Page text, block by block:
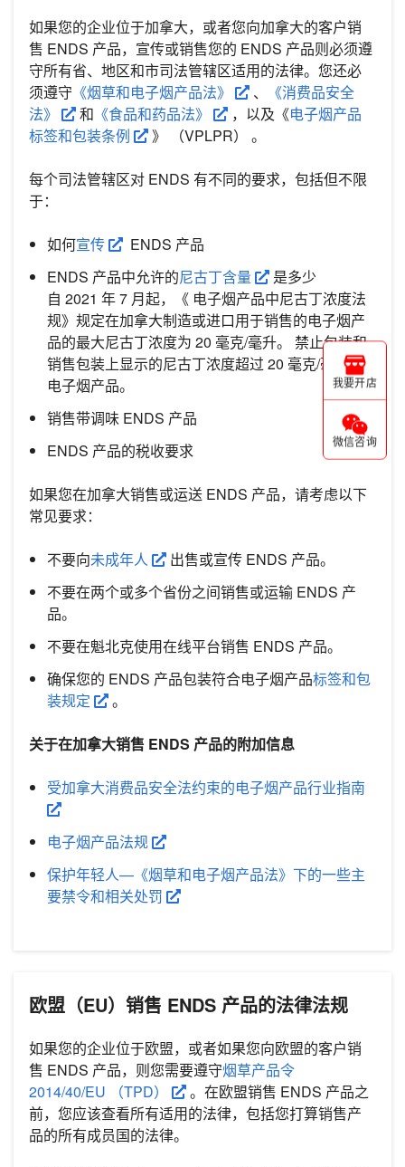
如果您的企业位于加拿大，或者您向加拿大的客户销
售 ENDS 产品，宣传或销售您的 ENDS 产品则必须遵
守所有省、地区和市司法管辖区适用的法律。您还必
须遵守 《烟草和电子烟产品法》 、
《消费品安全
法》
和 《食品和药品法》 ，以及《电子烟产品
标签和包装条例
》 （VPLPR） 。
每个司法管辖区对 ENDS 有不同的要求，包括但不限
于：
如何宣传
ENDS 产品
ENDS 产品中允许的尼古丁含量
是多少
自 2021 年 7 月起，《 电子烟产品中尼古丁浓度法
规》规定在加拿大制造或进口用于销售的电子烟产
品的最大尼古丁浓度为 20 毫克/毫升。 禁止包装和
销售包装上显示的尼古丁浓度超过 20 毫克/毫升的
电子烟产品。
销售带调味 ENDS 产品
ENDS 产品的税收要求
如果您在加拿大销售或运送 ENDS 产品，请考虑以下
常见要求：
不要向未成年人
出售或宣传 ENDS 产品。
不要在两个或多个省份之间销售或运输 ENDS 产
品。
不要在魁北克使用在线平台销售 ENDS 产品。
确保您的 ENDS 产品包装符合电子烟产品标签和包
装规定
。
关于在加拿大销售 ENDS 产品的附加信息
受加拿大消费品安全法约束的电子烟产品行业指南
电子烟产品法规
保护年轻人—《烟草和电子烟产品法》下的一些主
要禁令和相关处罚
欧盟（EU）销售 ENDS 产品的法律法规
如果您的企业位于欧盟，或者如果您向欧盟的客户销
售 ENDS 产品，则您需要遵守烟草产品令
2014/40/EU （TPD）
。在欧盟销售 ENDS 产品之
前，您应该查看所有适用的法律，包括您打算销售产
品的所有成员国的法律。
我要开店
微信咨询